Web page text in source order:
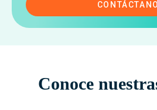
Conoce